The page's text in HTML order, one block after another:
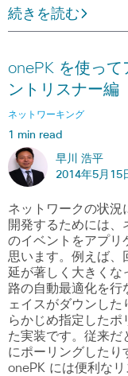
続きを読む
onePK を使っ
ントリスナー編
ネットワーキング
1 min read
早川 浩平
2014年5月15
ネットワークの状況
開発するためには
のイベントをアプリ
思います。例えば、
延が著しく大きくな
路の自動最適化を行
ェイスがダウンし
らかじめ指定したポ
た実装です。従来だ
にポーリングしたり
onePK には便利な